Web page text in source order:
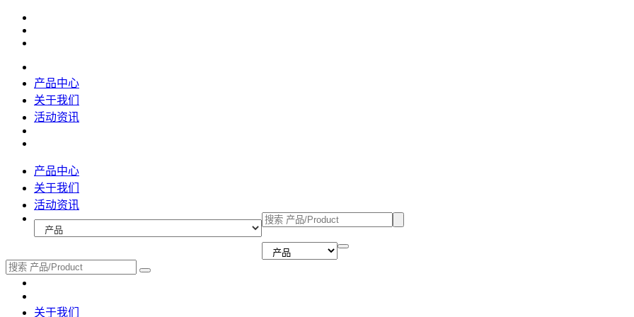
产品中心
关于我们
活动资讯
产品中心
关于我们
活动资讯
关于我们